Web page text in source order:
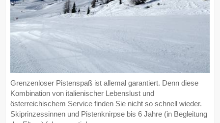
Grenzenloser Pistenspaß ist allemal garantiert. Denn diese
Kombination von italienischer Lebenslust und
österreichischem Service finden Sie nicht so schnell wieder.
Skiprinzessinnen und Pistenknirpse bis 6 Jahre (in Begleitung